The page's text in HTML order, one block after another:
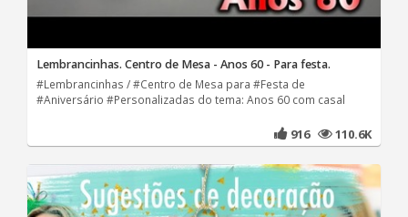
Lembrancinhas. Centro de Mesa - Anos 60 - Para festa.
#Lembrancinhas / #Centro de Mesa para #Festa de
#Aniversário #Personalizadas do tema: Anos 60 com casal
916 110.6K